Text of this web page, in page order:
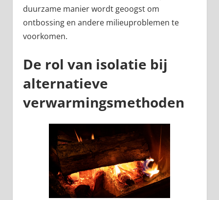
duurzame manier wordt geoogst om
ontbossing en andere milieuproblemen te
voorkomen.
De rol van isolatie bij
alternatieve
verwarmingsmethoden